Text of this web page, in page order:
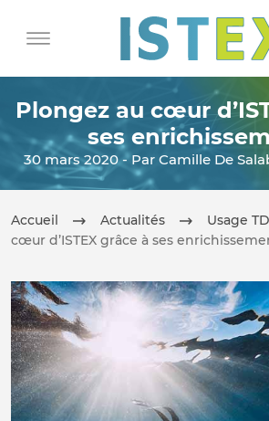
Plongez au cœur
ses
30 mars 2020 - Par Camille De
Accueil Actualités Usage
cœur d’ISTEX grâce à ses